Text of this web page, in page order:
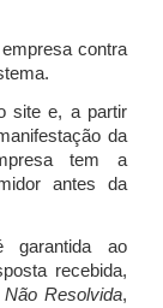
contra
site e, a partir
da
tem a
antes da
garantida ao
recebida,
Não Resolvida,